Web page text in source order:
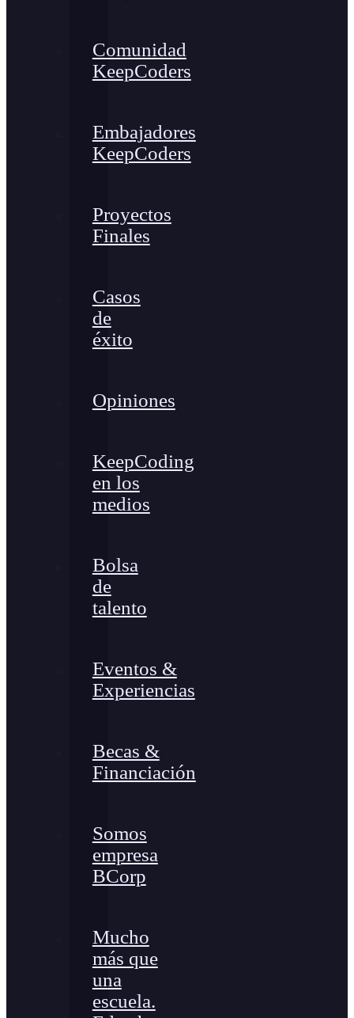
Comunidad
KeepCoders
Embajadores
KeepCoders
Proyectos
Finales
Casos
de
éxito
Opiniones
KeepCoding
en los
medios
Bolsa
de
talento
Eventos &
Experiencias
Becas &
Financiación
Somos
empresa
BCorp
Mucho
más que
una
escuela.